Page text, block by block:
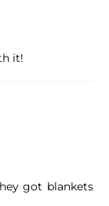
it!
got blankets